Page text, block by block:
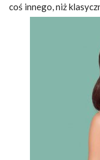
coś innego, niż